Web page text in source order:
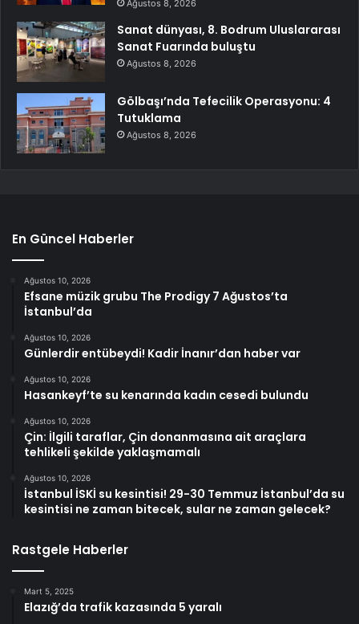
Ağustos 8, 2026
Sanat dünyası, 8. Bodrum Uluslararası
Sanat Fuarında buluştu
Ağustos 8, 2026
Gölbaşı’nda Tefecilik Operasyonu: 4
Tutuklama
Ağustos 8, 2026
En Güncel Haberler
Ağustos 10, 2026
Efsane müzik grubu The Prodigy 7 Ağustos’ta
İstanbul’da
Ağustos 10, 2026
Günlerdir entübeydi! Kadir İnanır’dan haber var
Ağustos 10, 2026
Hasankeyf’te su kenarında kadın cesedi bulundu
Ağustos 10, 2026
Çin: İlgili taraflar, Çin donanmasına ait araçlara
tehlikeli şekilde yaklaşmamalı
Ağustos 10, 2026
İstanbul İSKİ su kesintisi! 29-30 Temmuz İstanbul’da su
kesintisi ne zaman bitecek, sular ne zaman gelecek?
Rastgele Haberler
Mart 5, 2025
Elazığ’da trafik kazasında 5 yaralı